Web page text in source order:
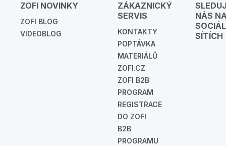
ZOFI NOVINKY
ZOFI BLOG
VIDEOBLOG
ZÁKAZNICKÝ
SERVIS
KONTAKTY
POPTÁVKA
MATERIÁLŮ
ZOFI.CZ
ZOFI B2B
PROGRAM
REGISTRACE
DO ZOFI
B2B
PROGRAMU
NÁS
SÍTÍCH